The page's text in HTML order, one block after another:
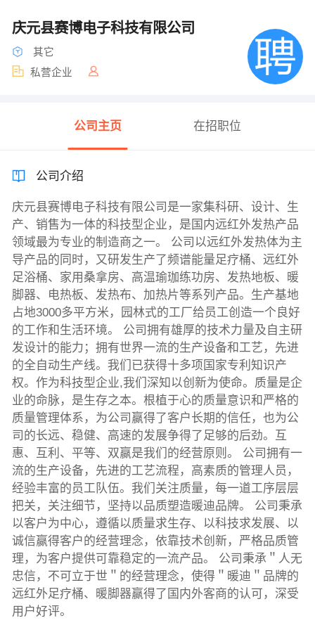
庆元县赛博电子科技有限公司
其它
私营企业
公司主页 在招职位
公司介绍
庆元县赛博电子科技有限公司是一家集科研、设计、生
产、销售为一体的科技型企业，是国内远红外发热产品
领域最为专业的制造商之一。 公司以远红外发热体为主
导产品的同时，又研发生产了频谱能量足疗桶、远红外
足浴桶、家用桑拿房、高温瑜珈练功房、发热地板、暖
脚器、电热板、发热布、加热片等系列产品。生产基地
占地3000多平方米，园林式的工厂给员工创造一个良好
的工作和生活环境。 公司拥有雄厚的技术力量及自主研
发设计的能力；拥有世界一流的生产设备和工艺，先进
的全自动生产线。我们已获得十多项国家专利知识产
权。作为科技型企业,我们深知以创新为使命。质量是企
业的命脉，是生存之本。根植于心的质量意识和严格的
质量管理体系，为公司赢得了客户长期的信任，也为公
司的长远、稳健、高速的发展争得了足够的后劲。互
惠、互利、平等、双赢是我们的经营原则。 公司拥有一
流的生产设备，先进的工艺流程，高素质的管理人员，
经验丰富的员工队伍。我们关注质量，每一道工序层层
把关，关注细节，坚持以品质塑造暖迪品牌。 公司秉承
以客户为中心，遵循以质量求生存、以科技求发展、以
诚信赢得客户的经营理念，依靠技术创新，严格品质管
理，为客户提供可靠稳定的一流产品。 公司秉承＂人无
忠信，不可立于世＂的经营理念，使得＂暖迪＂品牌的
远红外足疗桶、暖脚器赢得了国内外客商的认可，深受
用户好评。